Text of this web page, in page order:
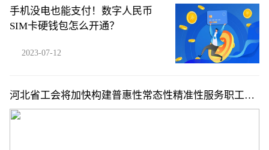
手机没电也能支付！数字人民币
SIM卡硬钱包怎么开通？
2023-07-12
河北省工会将加快构建普惠性常态性精准性服务职工体
系